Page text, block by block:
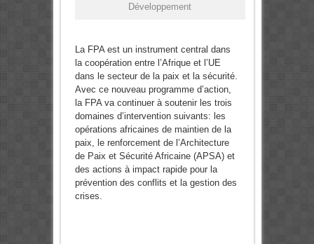
Développement
La FPA est un instrument central dans
la coopération entre l’Afrique et l’UE
dans le secteur de la paix et la sécurité.
Avec ce nouveau programme d’action,
la FPA va continuer à soutenir les trois
domaines d’intervention suivants: les
opérations africaines de maintien de la
paix, le renforcement de l’Architecture
de Paix et Sécurité Africaine (APSA) et
des actions à impact rapide pour la
prévention des conflits et la gestion des
crises.